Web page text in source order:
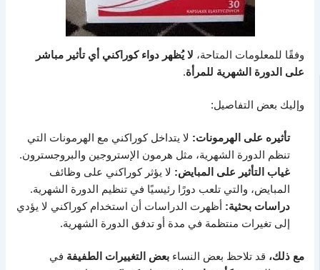
وفقًا للمعلومات المتاحة، لا يُظهر دواء كوراكني أي تأثير مباشر
على الدورة الشهرية للمرأة.
وإليك بعض التفاصيل:
تأثيره على الهرمونات: لا يتداخل كوراكني مع الهرمونات التي
تنظم الدورة الشهرية، مثل هرمون الإستروجين والبروجسترون.
غياب التأثير على المبايض: لا يؤثر كوراكني على وظائف
المبايض، والتي تلعب دورًا رئيسيًا في تنظيم الدورة الشهرية.
دراسات بحثية: أظهرت الدراسات أن استخدام كوراكني لا يؤدي
إلى تغيرات منتظمة في مدة أو تدفق الدورة الشهرية.
مع ذلك، قد تلاحظ بعض النساءبعض التغييرات الطفيفة في